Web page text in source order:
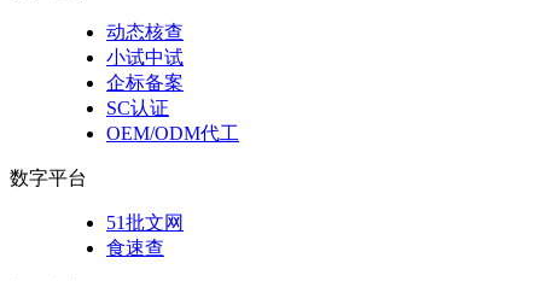
动态核查
小试中试
企标备案
SC认证
OEM/ODM代工
数字平台
51批文网
食速查